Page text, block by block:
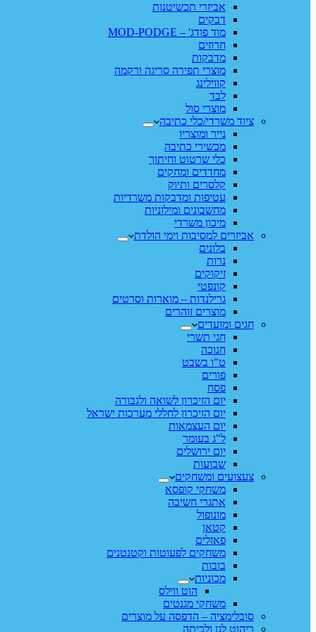
אביזרי תכשיטנות
דבקים
מוד פודג' – MOD-PODGE
חרוזים
מדבקות
מוצרי תפירה סריגה ורקמה
קווילינג
לבד
מוצרי סול
ציוד משרדי/כלי כתיבה
נייר ומוצריו
מכשירי כתיבה
כלי שרטוט וחיתוך
מחדדים ומחקים
קלסרים ותיוק
עטיפות ומדבקות משרדיות
מחשבונים ומילוניות
מיכון משרדי
אביזרים למסיבות וימי הולדת
בלונים
נרות
זיקוקים
קונפטי
גרילנדות – מוארות וסרטים
מוצרים זוהרים
חגים ומועדים
חגי תשרי
חנוכה
ט"ו בשבט
פורים
פסח
יום הזיכרון לשואה ולגבורה
יום הזיכרון לחללי מערכות ישראל
יום העצמאות
ל"ג בעומר
יום ירושלים
שבועות
צעצועים ומשחקים
משחקי קופסא
אתגרי חשיבה
מונופול
קטאן
פאזלים
משחקים לפעוטות וקטנטנים
בובות
מכוניות
הוט ווילס
משחקי מגנטים
סובלימציה – הדפסה על מוצרים
ריהוט לגן ולכיתה